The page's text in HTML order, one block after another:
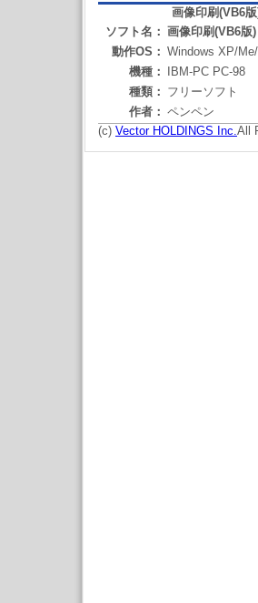
画像印刷(VB6
ソフト名： 画像印刷(VB6版)
動作OS： Windows XP/
機種：
IBM-PC PC-98
種類： フリーソフト
作者： ペンペン
(c) Vector HOLDINGS Inc.All